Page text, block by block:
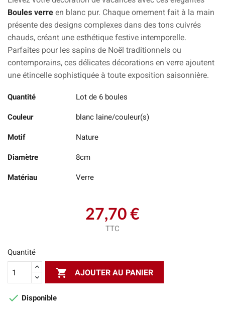
Boules verre en blanc pur. Chaque ornement fait à la main
présente des designs complexes dans des tons cuivrés
chauds, créant une esthétique festive intemporelle.
Parfaites pour les sapins de Noël traditionnels ou
contemporains, ces délicates décorations en verre ajoutent
une étincelle sophistiquée à toute exposition saisonnière.
Quantité Lot de 6 boules
Couleur blanc laine/couleur(s)
Motif Nature
Diamètre 8cm
Matériau Verre
27,70 €
TTC
Quantité
 AJOUTER AU PANIER
 Disponible